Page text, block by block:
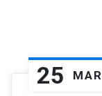
25 MAR